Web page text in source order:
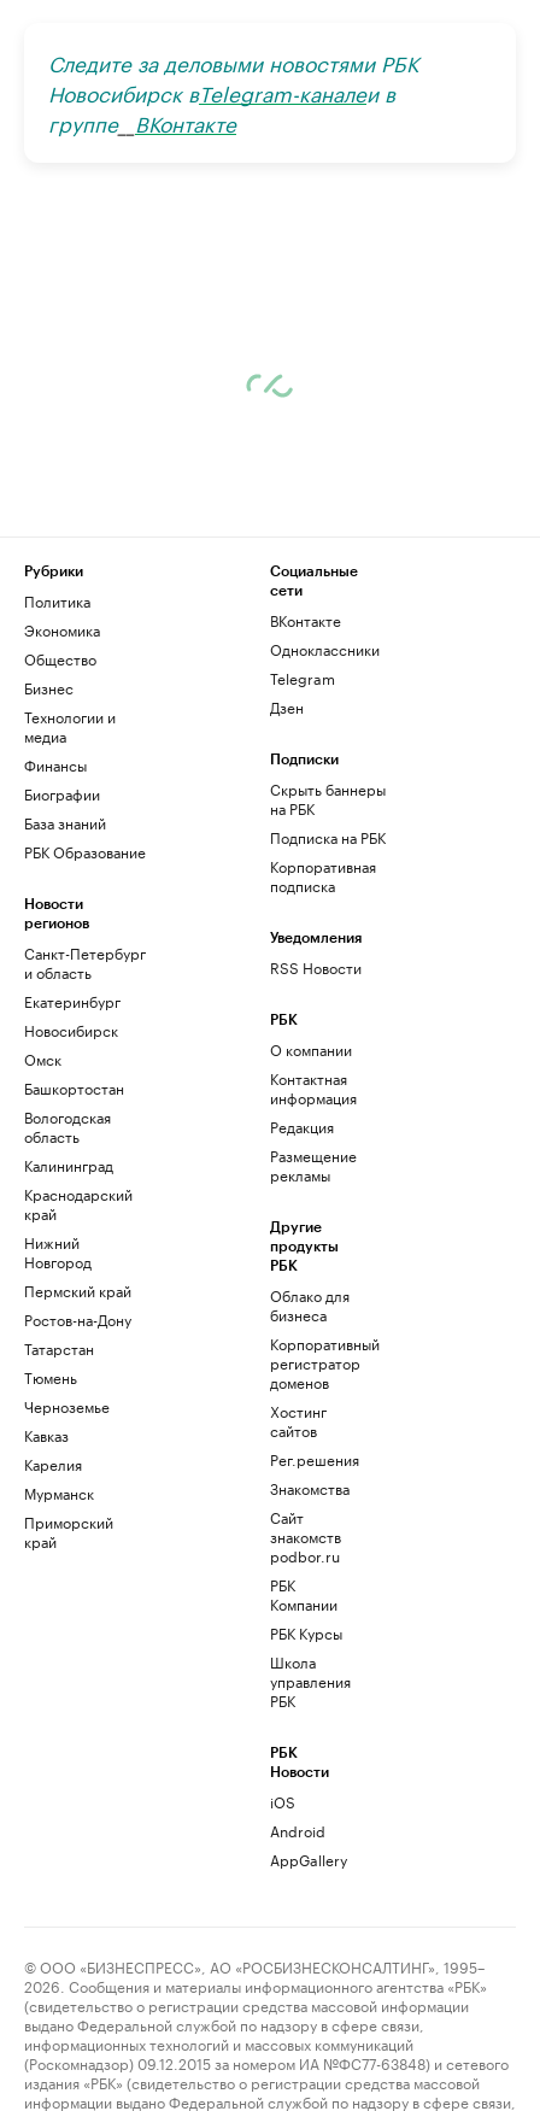
Следите за деловыми новостями РБК
Новосибирск вTelegram-каналеи в
группе__ ВКонтакте
Рубрики
Политика
Экономика
Общество
Бизнес
Технологии и
медиа
Финансы
Биографии
База знаний
РБК Образование
Новости
регионов
Санкт-Петербург
и область
Екатеринбург
Новосибирск
Омск
Башкортостан
Вологодская
область
Калининград
Краснодарский
край
Нижний
Новгород
Пермский край
Ростов-на-Дону
Татарстан
Тюмень
Черноземье
Кавказ
Карелия
Мурманск
Приморский
край
Социальные
сети
ВКонтакте
Одноклассники
Telegram
Дзен
Подписки
Скрыть баннеры
на РБК
Подписка на РБК
Корпоративная
подписка
Уведомления
RSS Новости
РБК
О компании
Контактная
информация
Редакция
Размещение
рекламы
Другие
продукты
РБК
Облако для
бизнеса
Корпоративный
регистратор
доменов
Хостинг
сайтов
Рег.решения
Знакомства
Сайт
знакомств
podbor.ru
РБК
Компании
РБК Курсы
Школа
управления
РБК
РБК
Новости
iOS
Android
AppGallery
© ООО «БИЗНЕСПРЕСС», АО «РОСБИЗНЕСКОНСАЛТИНГ», 1995–
2026. Сообщения и материалы информационного агентства «РБК»
(свидетельство о регистрации средства массовой информации
выдано Федеральной службой по надзору в сфере связи,
информационных технологий и массовых коммуникаций
(Роскомнадзор) 09.12.2015 за номером ИА №ФС77-63848) и сетевого
издания «РБК» (свидетельство о регистрации средства массовой
информации выдано Федеральной службой по надзору в сфере связи,